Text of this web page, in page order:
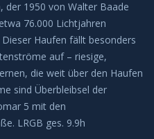
der 1950 von Walter Baade
76.000 Lichtjahren
Haufen fällt besonders
auf – riesige,
die weit über den Haufen
sind Überbleibsel der
5 mit den
LRGB ges. 9.9h